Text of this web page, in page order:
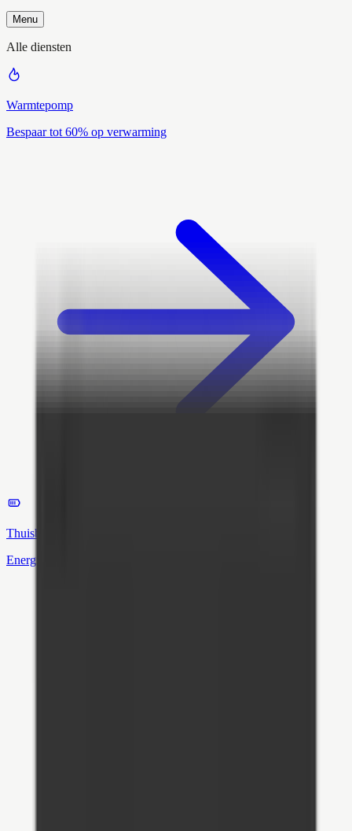
Menu
Alle diensten
Warmtepomp
Bespaar tot 60% op verwarming
Thuisbatterij
Energie opslaan voor later